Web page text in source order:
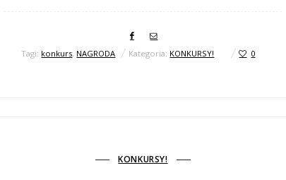
Tagi: konkurs, NAGRODA Kategoria: KONKURSY! 0
KONKURSY!